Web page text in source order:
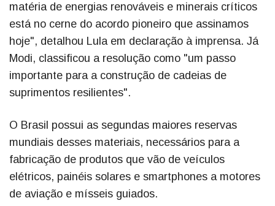
matéria de energias renováveis e minerais críticos
está no cerne do acordo pioneiro que assinamos
hoje", detalhou Lula em declaração à imprensa. Já
Modi, classificou a resolução como "um passo
importante para a construção de cadeias de
suprimentos resilientes".
O Brasil possui as segundas maiores reservas
mundiais desses materiais, necessários para a
fabricação de produtos que vão de veículos
elétricos, painéis solares e smartphones a motores
de aviação e mísseis guiados.